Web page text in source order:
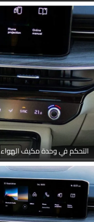
التحكم في وحدة مكيف الهواء